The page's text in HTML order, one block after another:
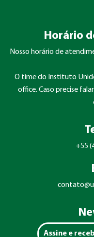
Horário
Nosso horário de
O time do Instituto
office. Caso precise
+55
Assine e